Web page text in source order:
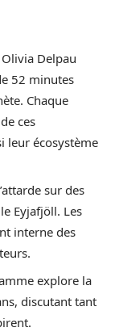
Delpau
52 minutes
Chaque
ces
leur écosystème
sur des
Eyjafjöll. Les
interne des
explore la
discutant tant